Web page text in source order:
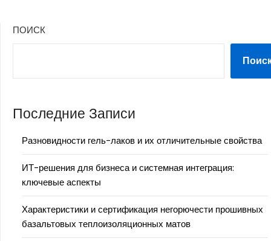
ПОИСК
Последние Записи
Разновидности гель-лаков и их отличительные свойства
ИТ-решения для бизнеса и системная интеграция:
ключевые аспекты
Характеристики и сертификация негорючести прошивных
базальтовых теплоизоляционных матов